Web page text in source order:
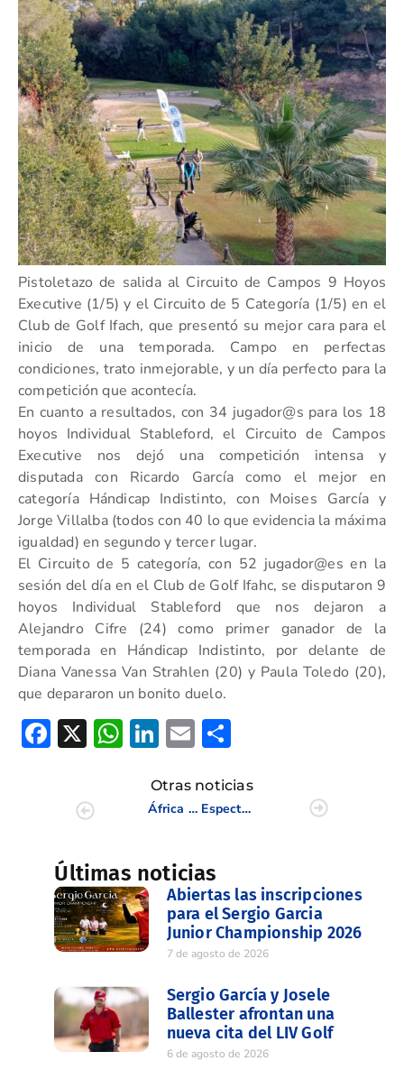
Pistoletazo de salida al Circuito de Campos 9 Hoyos
Executive (1/5) y el Circuito de 5 Categoría (1/5) en el
Club de Golf Ifach, que presentó su mejor cara para el
inicio de una temporada. Campo en perfectas
condiciones, trato inmejorable, y un día perfecto para la
competición que acontecía.
En cuanto a resultados, con 34 jugador@s para los 18
hoyos Individual Stableford, el Circuito de Campos
Executive nos dejó una competición intensa y
disputada con Ricardo García como el mejor en
categoría Hándicap Indistinto, con Moises García y
Jorge Villalba (todos con 40 lo que evidencia la máxima
igualdad) en segundo y tercer lugar.
El Circuito de 5 categoría, con 52 jugador@es en la
sesión del día en el Club de Golf Ifahc, se disputaron 9
hoyos Individual Stableford que nos dejaron a
Alejandro Cifre (24) como primer ganador de la
temporada en Hándicap Indistinto, por delante de
Diana Vanessa Van Strahlen (20) y Paula Toledo (20),
que depararon un bonito duelo.
Facebook
X WhatsApp
LinkedIn
Email
Otras noticias
África Oliva y Fátima Noguera, en el Grupo de Trabajo Juvenil Femenino
Espectacular entrega de Trofeos en la Gala Sénior de la FGCV
Últimas noticias
Abiertas las inscripciones
para el Sergio Garcia
Junior Championship 2026
7 de agosto de 2026
Sergio García y Josele
Ballester afrontan una
nueva cita del LIV Golf
6 de agosto de 2026